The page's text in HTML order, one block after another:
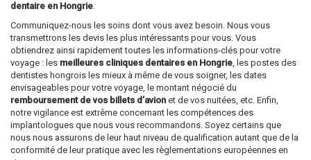
dentaire en Hongrie.
Communiquez-nous les soins dont vous avez besoin. Nous vous
transmettrons les devis les plus intéressants pour vous. Vous
obtiendrez ainsi rapidement toutes les informations-clés pour votre
voyage : les meilleures cliniques dentaires en Hongrie, les postes des
dentistes hongrois les mieux à même de vous soigner, les dates
envisageables pour votre voyage, le montant négocié du
remboursement de vos billets d’avion et de vos nuitées, etc. Enfin,
notre vigilance est extrême concernant les compétences des
implantologues que nous vous recommandons. Soyez certains que
nous nous assurons de leur haut niveau de qualification autant que de la
conformité de leur pratique avec les règlementations européennes en